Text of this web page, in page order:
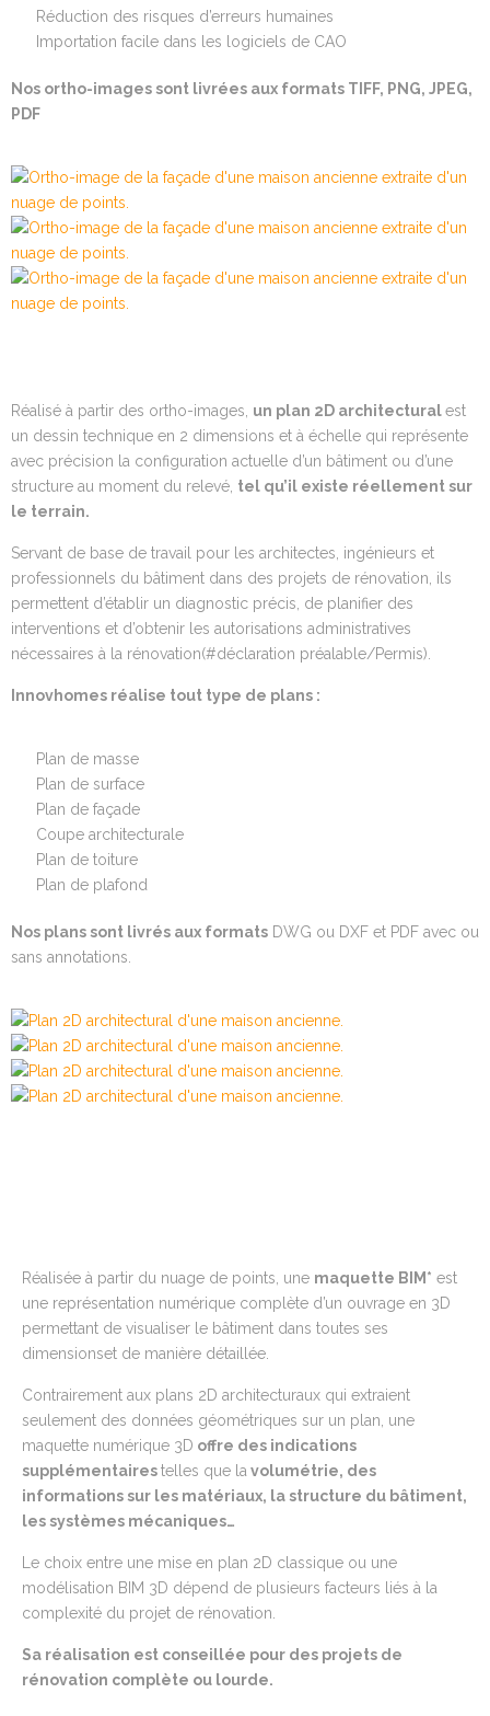
Réduction des risques d’erreurs humaines
Importation facile dans les logiciels de CAO
Nos ortho-images sont livrées aux formats TIFF, PNG, JPEG,
PDF
Réalisé à partir des ortho-images, un plan 2D architecturalest
un dessin technique en 2 dimensions et à échelle qui représente
avec précision la configuration actuelle d’un bâtiment ou d’une
structure au moment du relevé, tel qu’il existe réellement sur
le terrain.
Servant de base de travail pour les architectes, ingénieurs et
professionnels du bâtiment dans des projets de rénovation, ils
permettent d’établir un diagnostic précis, de planifier des
interventions et d’obtenir les autorisations administratives
nécessaires à la rénovation(#déclaration préalable/Permis)
Innovhomes réalise tout type de plans :
Plan de masse
Plan de surface
Plan de façade
Coupe architecturale
Plan de toiture
Plan de plafond
Nos plans sont livrés aux formats DWG ou DXF et PDF avec ou
sans annotations.
Réalisée à partir du nuage de points, une maquette BIM * est
une représentation numérique complète d’un ouvrage en 3D
permettant de visualiser le bâtiment dans toutes ses
dimensionset de manière détaillée.
Contrairement aux plans 2D architecturaux qui extraient
seulement des données géométriques sur un plan, une
maquette numérique 3D offre des indications
supplémentairestelles que la volumétrie, des
informations sur les matériaux, la structure du bâtiment,
les systèmes mécaniques…
Le choix entre une mise en plan 2D classique ou une
modélisation BIM 3D dépend de plusieurs facteurs liés à la
complexité du projet de rénovation.
Sa réalisation est conseillée pour des projets de
rénovation complète ou lourde.